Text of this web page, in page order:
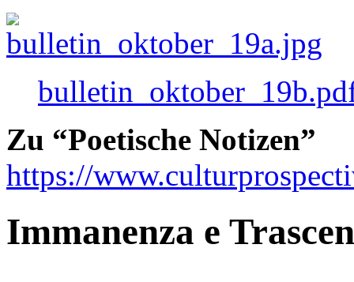
Zu “Poetische Notizen”
https://
Immanenza e